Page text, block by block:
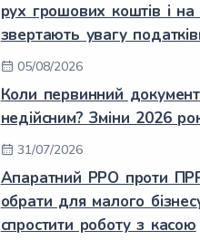
рух грошових коштів і
звертають увагу
05/08/2026
Коли первинний
недійсним? Зміни 2026
31/07/2026
Апаратний РРО проти
обрати для малого
спростити роботу з касою